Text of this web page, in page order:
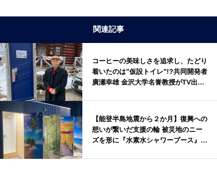
関連記事
コーヒーの美味しさを追求し、たどり
着いたのは”仮設トイレ”!?共同開発者
廣瀬幸雄 金沢大学名誉教授がTV出
【能登半島地震から２か月】復興への
想いが繋いだ支援の輪 被災地のニー
ズを形に『水素水シャワーブース』を